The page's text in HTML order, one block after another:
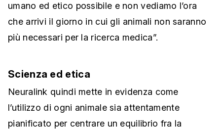
umano ed etico possibile e non vediamo l’ora
che arrivi il giorno in cui gli animali non saranno
più necessari per la ricerca medica”.
Scienza ed etica
Neuralink quindi mette in evidenza come
l’utilizzo di ogni animale sia attentamente
pianificato per centrare un equilibrio fra la